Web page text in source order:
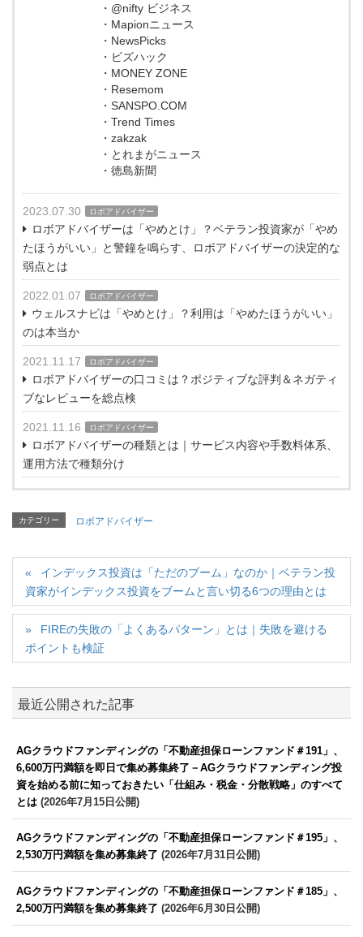
・@nifty ビジネス
・Mapionニュース
・NewsPicks
・ビズハック
・MONEY ZONE
・Resemom
・SANSPO.COM
・Trend Times
・zakzak
・とれまがニュース
・徳島新聞
2023.07.30 ロボアドバイザー
ロボアドバイザーは「やめとけ」？ベテラン投資家が「やめ
たほうがいい」と警鐘を鳴らす、ロボアドバイザーの決定的な
弱点とは
2022.01.07 ロボアドバイザー
ウェルスナビは「やめとけ」？利用は「やめたほうがいい」
のは本当か
2021.11.17 ロボアドバイザー
ロボアドバイザーの口コミは？ポジティブな評判＆ネガティ
ブなレビューを総点検
2021.11.16 ロボアドバイザー
ロボアドバイザーの種類とは｜サービス内容や手数料体系、
運用方法で種類分け
カテゴリー ロボアドバイザー
インデックス投資は「ただのブーム」なのか｜ベテラン投
資家がインデックス投資をブームと言い切る6つの理由とは
FIREの失敗の「よくあるパターン」とは｜失敗を避ける
ポイントも検証
最近公開された記事
AGクラウドファンディングの「不動産担保ローンファンド＃191」、
6,600万円満額を即日で集め募集終了－AGクラウドファンディング投
資を始める前に知っておきたい「仕組み・税金・分散戦略」のすべて
とは (2026年7月15日公開)
AGクラウドファンディングの「不動産担保ローンファンド＃195」、
2,530万円満額を集め募集終了 (2026年7月31日公開)
AGクラウドファンディングの「不動産担保ローンファンド＃185」、
2,500万円満額を集め募集終了 (2026年6月30日公開)